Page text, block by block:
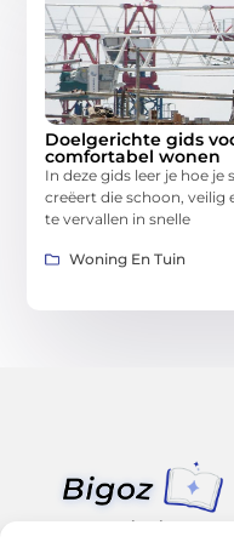
Doelgerichte gids
comfortabel wonen
In deze gids leer je hoe
creëert die schoon,
te vervallen in snelle
Woning En Tuin
Van klein nieuws